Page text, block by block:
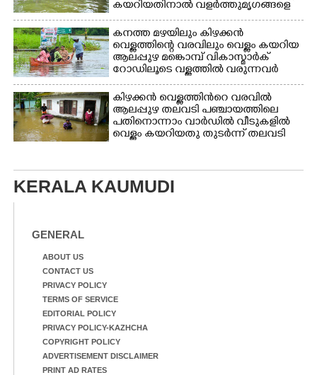
കയറിയതിനാൽ വളർത്തുമൃഗങ്ങളെ
സുരക്ഷിത സ്ഥാനത്തേയ്ക്ക്
മാറ്റുന്നയാൾ
കനത്ത മഴയിലും കിഴക്കൻ
വെള്ളത്തിന്റെ വരവിലും വെള്ളം കയറിയ
ആലപ്പുഴ മങ്കൊമ്പ് വികാസ്മാർക്
റോഡിലൂടെ വള്ളത്തിൽ വരുന്നവർ
കിഴക്കൻ വെള്ളത്തിൻറെ വരവിൽ
ആലപ്പുഴ തലവടി പഞ്ചായത്തിലെ
പതിനൊന്നാം വാർഡിൽ വീടുകളിൽ
വെള്ളം കയറിയതു തുടർന്ന് തലവടി
മാറുന്നവർ
KERALA KAUMUDI
GENERAL
ABOUT US
CONTACT US
PRIVACY POLICY
TERMS OF SERVICE
EDITORIAL POLICY
PRIVACY POLICY-KAZHCHA
COPYRIGHT POLICY
ADVERTISEMENT DISCLAIMER
PRINT AD RATES